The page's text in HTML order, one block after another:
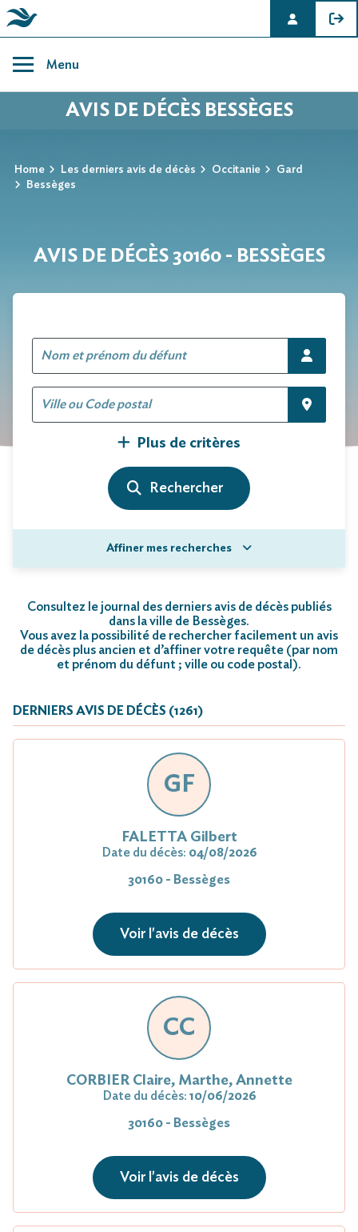
content
Menu
AVIS DE DÉCÈS BESSÈGES
Home Les derniers avis de décès Occitanie
Gard
Bessèges
AVIS DE DÉCÈS 30160 - BESSÈGES
Plus de critères
Affiner mes recherches
Consultez le journal des derniers avis de décès publiés
dans la ville de Bessèges.
Vous avez la possibilité de rechercher facilement un avis
de décès plus ancien et d’affiner votre requête (par nom
et prénom du défunt ; ville ou code postal).
DERNIERS AVIS DE DÉCÈS (1261)
GF
FALETTA Gilbert
Date du décès: 04/08/2026
30160 - Bessèges
Voir l'avis de décès
CC
CORBIER Claire, Marthe, Annette
Date du décès: 10/06/2026
30160 - Bessèges
Voir l'avis de décès